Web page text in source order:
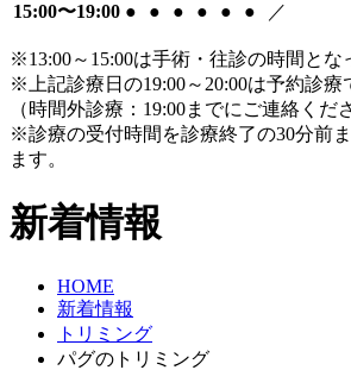
15:00〜19:00 ● ● ● ● ● ● ／
※13:00～15:00は手術・往診の時間とな
※上記診療日の19:00～20:00は予約診療
（時間外診療：19:00までにご連絡くだ
※診療の受付時間を診療終了の30分前
ます。
新着情報
HOME
新着情報
トリミング
パグのトリミング